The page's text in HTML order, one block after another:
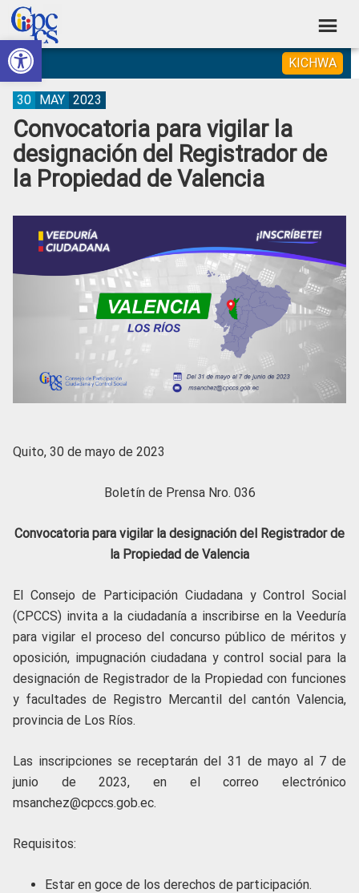
Abrir barra de herramientas
Skip
to
primary
navigation
Skip
to
main
content
Skip
to
primary
sidebar
Skip
to
footer
Consejo
de
Participación
Ciudadana
Control
Social
Construyendo
Poder
Ciudadano
KICHWA
Convocatoria para vigilar la
designación del Registrador de
la Propiedad de Valencia
30 MAY 2023
Quito, 30 de mayo de 2023
Boletín de Prensa Nro. 036
Convocatoria para vigilar la designación del Registrador de
la Propiedad de Valencia
El Consejo de Participación Ciudadana y Control Social
(CPCCS) invita a la ciudadanía a inscribirse en la Veeduría
para vigilar el proceso del concurso público de méritos y
oposición, impugnación ciudadana y control social para la
designación de Registrador de la Propiedad con funciones
y facultades de Registro Mercantil del cantón Valencia,
provincia de Los Ríos.
Las inscripciones se receptarán del 31 de mayo al 7 de
junio de 2023, en el correo electrónico
msanchez@cpccs.gob.ec.
Requisitos:
Estar en goce de los derechos de participación.